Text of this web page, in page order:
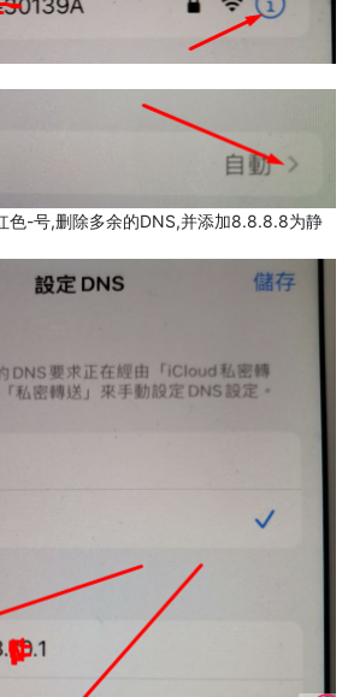
色-号,删除多余的DNS,并添加8.8.8.8为静